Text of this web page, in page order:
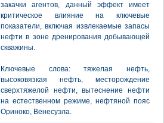
закачки агентов, данный эффект имеет
критическое влияние на ключевые
показатели, включая извлекаемые запасы
нефти в зоне дренирования добывающей
скважины.
Ключевые слова: тяжелая нефть,
высоковязкая нефть, месторождение
сверхтяжелой нефти, вытеснение нефти
на естественном режиме, нефтяной пояс
Ориноко, Венесуэла.